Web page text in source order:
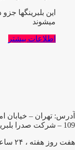
میشوند
اطلاعات بیشتر
آدرس: تهران – خیابان
109 – شرکت صدرا بلبرینگ پارسیان
هفت روز هفته ، ۲۴ ساعت شبانه‌روز پاسخگوی شما هستیم